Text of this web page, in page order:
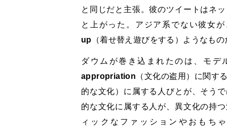
と同じだと主張。彼のツイートはネ
と上がった。アジア系でない彼女
up （着せ替え遊びをする）ようなも
ダウムが巻き込まれたのは、モ
appropriation （文化の盗用）に関す
的な文化）に属する人びとが、そう
的な文化に属する人が、異文化の持
ィックなファッションやおもち